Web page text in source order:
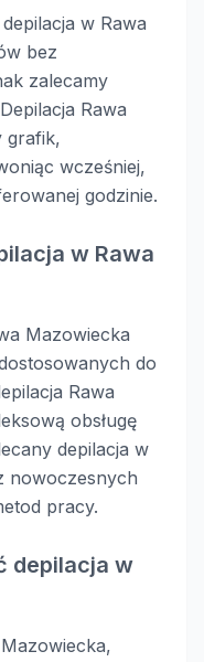
w Rawa
bez
zalecamy
Rawa
grafik,
wcześniej,
godzinie.
w Rawa
Mazowiecka
do
Rawa
obsługę
depilacja w
nowoczesnych
pracy.
depilacja w